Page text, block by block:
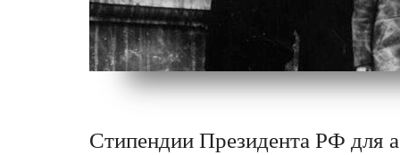
Стипендии Президента РФ для